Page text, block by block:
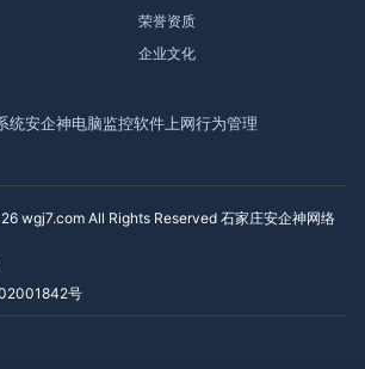
荣誉资质
企业文化
统安企神电脑监控软件 上网行为管理
wgj7.com All Rights Reserved 石家庄安企神网络
号